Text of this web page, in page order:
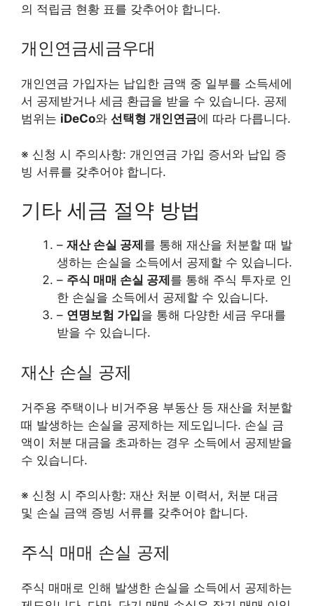
의 적립금 현황 표를 갖추어야 합니다.
개인연금세금우대
개인연금 가입자는 납입한 금액 중 일부를 소득세에
서 공제받거나 세금 환급을 받을 수 있습니다. 공제
범위는 iDeCo와 선택형 개인연금에 따라 다릅니다.
※ 신청 시 주의사항: 개인연금 가입 증서와 납입 증
빙 서류를 갖추어야 합니다.
기타 세금 절약 방법
– 재산 손실 공제 를 통해 재산을 처분할 때 발
생하는 손실을 소득에서 공제할 수 있습니다.
– 주식 매매 손실 공제 를 통해 주식 투자로 인
한 손실을 소득에서 공제할 수 있습니다.
– 연명보험 가입을 통해 다양한 세금 우대를
받을 수 있습니다.
재산 손실 공제
거주용 주택이나 비거주용 부동산 등 재산을 처분할
때 발생하는 손실을 공제하는 제도입니다. 손실 금
액이 처분 대금을 초과하는 경우 소득에서 공제받을
수 있습니다.
※ 신청 시 주의사항: 재산 처분 이력서, 처분 대금
및 손실 금액 증빙 서류를 갖추어야 합니다.
주식 매매 손실 공제
주식 매매로 인해 발생한 손실을 소득에서 공제하는